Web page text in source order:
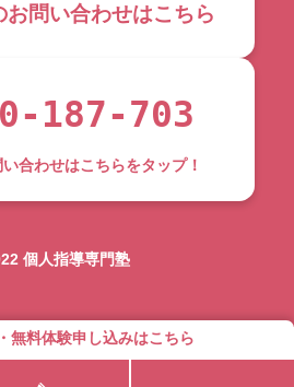
無料体験申し込みはこちら
お問い合わせはこちら
187-703
合わせはこちらをタップ！
個人指導専門塾